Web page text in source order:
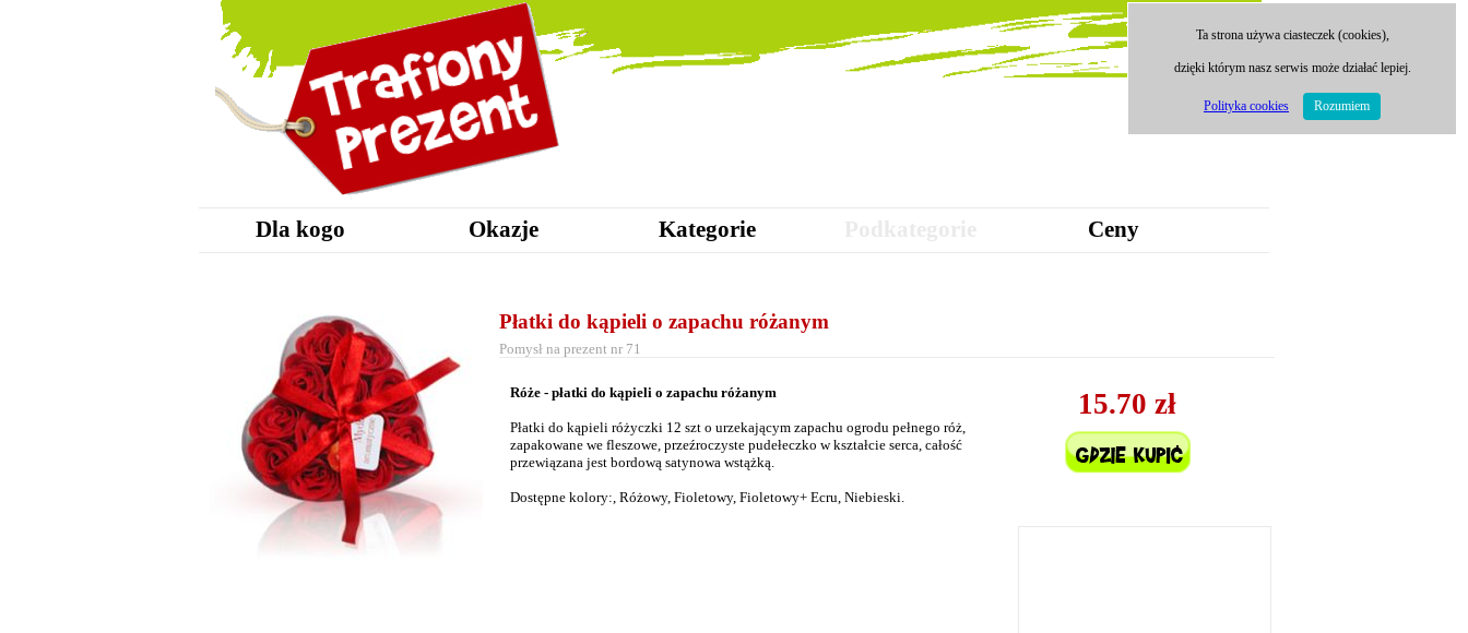
Dla kogo Okazje Kategorie Ceny
Płatki do kąpieli o zapachu różanym
Pomysł na prezent nr 71
15.70 zł
Róże - płatki do kąpieli o zapachu różanym
Płatki do kąpieli różyczki 12 szt o urzekającym zapachu ogrodu pełnego róż,
zapakowane we fleszowe, przeźroczyste pudełeczko w kształcie serca, całość
przewiązana jest bordową satynowa wstążką.
Dostępne kolory:, Różowy, Fioletowy, Fioletowy+ Ecru, Niebieski.
Ta strona używa ciasteczek (cookies),
dzięki którym nasz serwis może działać lepiej.
Polityka cookies Rozumiem